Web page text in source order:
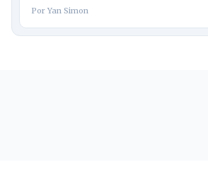
Por Yan Simon